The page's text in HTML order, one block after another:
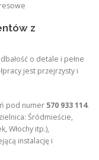
z
o detale i pełne
jest przejrzysty i
pod numer 570 933 114.
Śródmieście,
Włochy itp.),
instalację i